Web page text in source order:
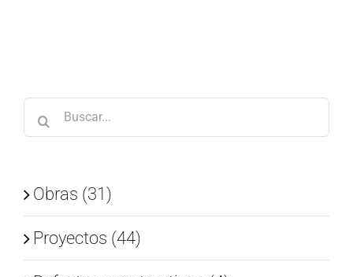
Buscar:
Obras (31)
Proyectos (44)